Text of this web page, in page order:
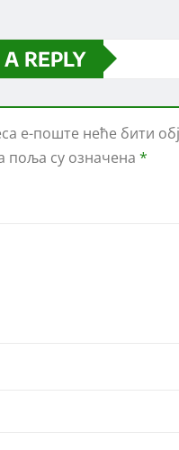
REPLY
е-поште неће бити
поља су означена *